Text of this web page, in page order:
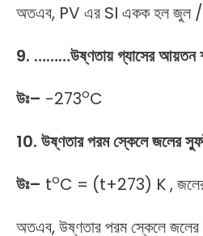
অতএব, PV এর SI একক হল জুল
9. ………উষ্ণতায় গ্যাসের আয়তন
উঃ– -273oC
10. উষ্ণতার পরম স্কেলে জলের
উঃ– toC = (t+273) K ,
অতএব, উষ্ণতার পরম স্কেলে